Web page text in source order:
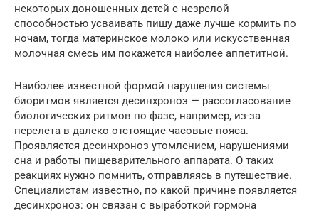
некоторых доношенных детей с незрелой
способностью усваивать пишу даже лучше кормить по
ночам, тогда материнское молоко или искусственная
молочная смесь им покажется наиболее аппетитной.
Наиболее известной формой нарушения системы
биоритмов является десинхроноз — рассогласование
биологических ритмов по фазе, например, из-за
перелета в далеко отстоящие часовые пояса.
Проявляется десинхроноз утомлением, нарушениями
сна и работы пищеварительного аппарата. О таких
реакциях нужно помнить, отправляясь в путешествие.
Специалистам известно, по какой причине появляется
десинхроноз: он связан с выработкой гормона